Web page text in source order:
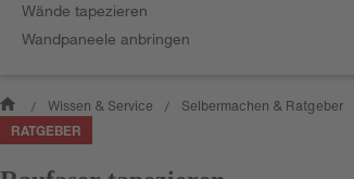
Wände tapezieren
Wandpaneele anbringen
/ Wissen & Service / Selbermachen & Ratgeber
RATGEBER